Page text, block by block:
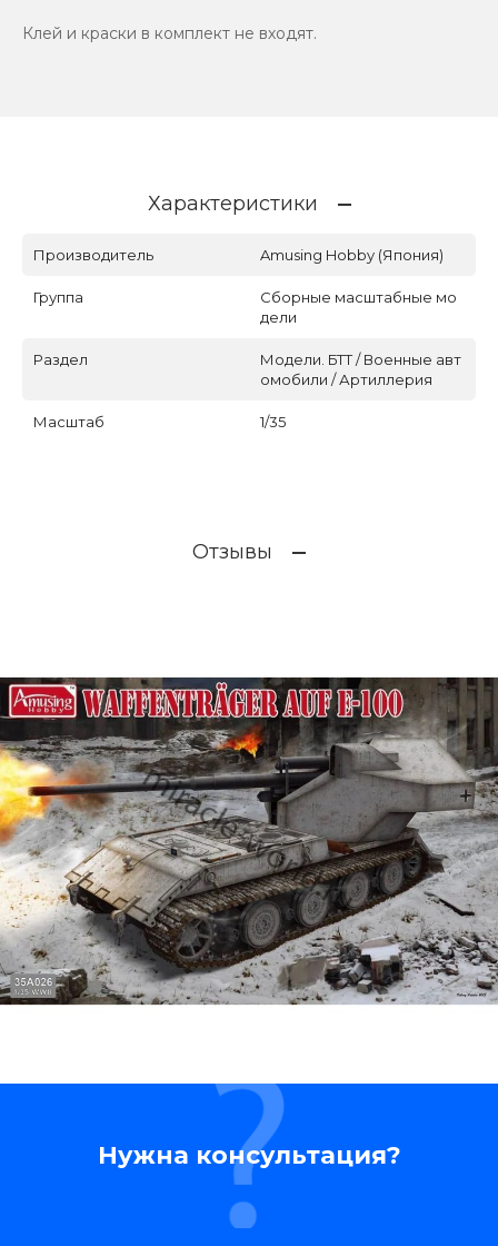
Клей и краски в комплект не входят.
Характеристики
Производитель Amusing Hobby (Япония)
Группа
Сборные масштабные мо
дели
Раздел
Модели. БТТ / Военные авт
омобили / Артиллерия
Масштаб 1/35
Отзывы
Нужна консультация?